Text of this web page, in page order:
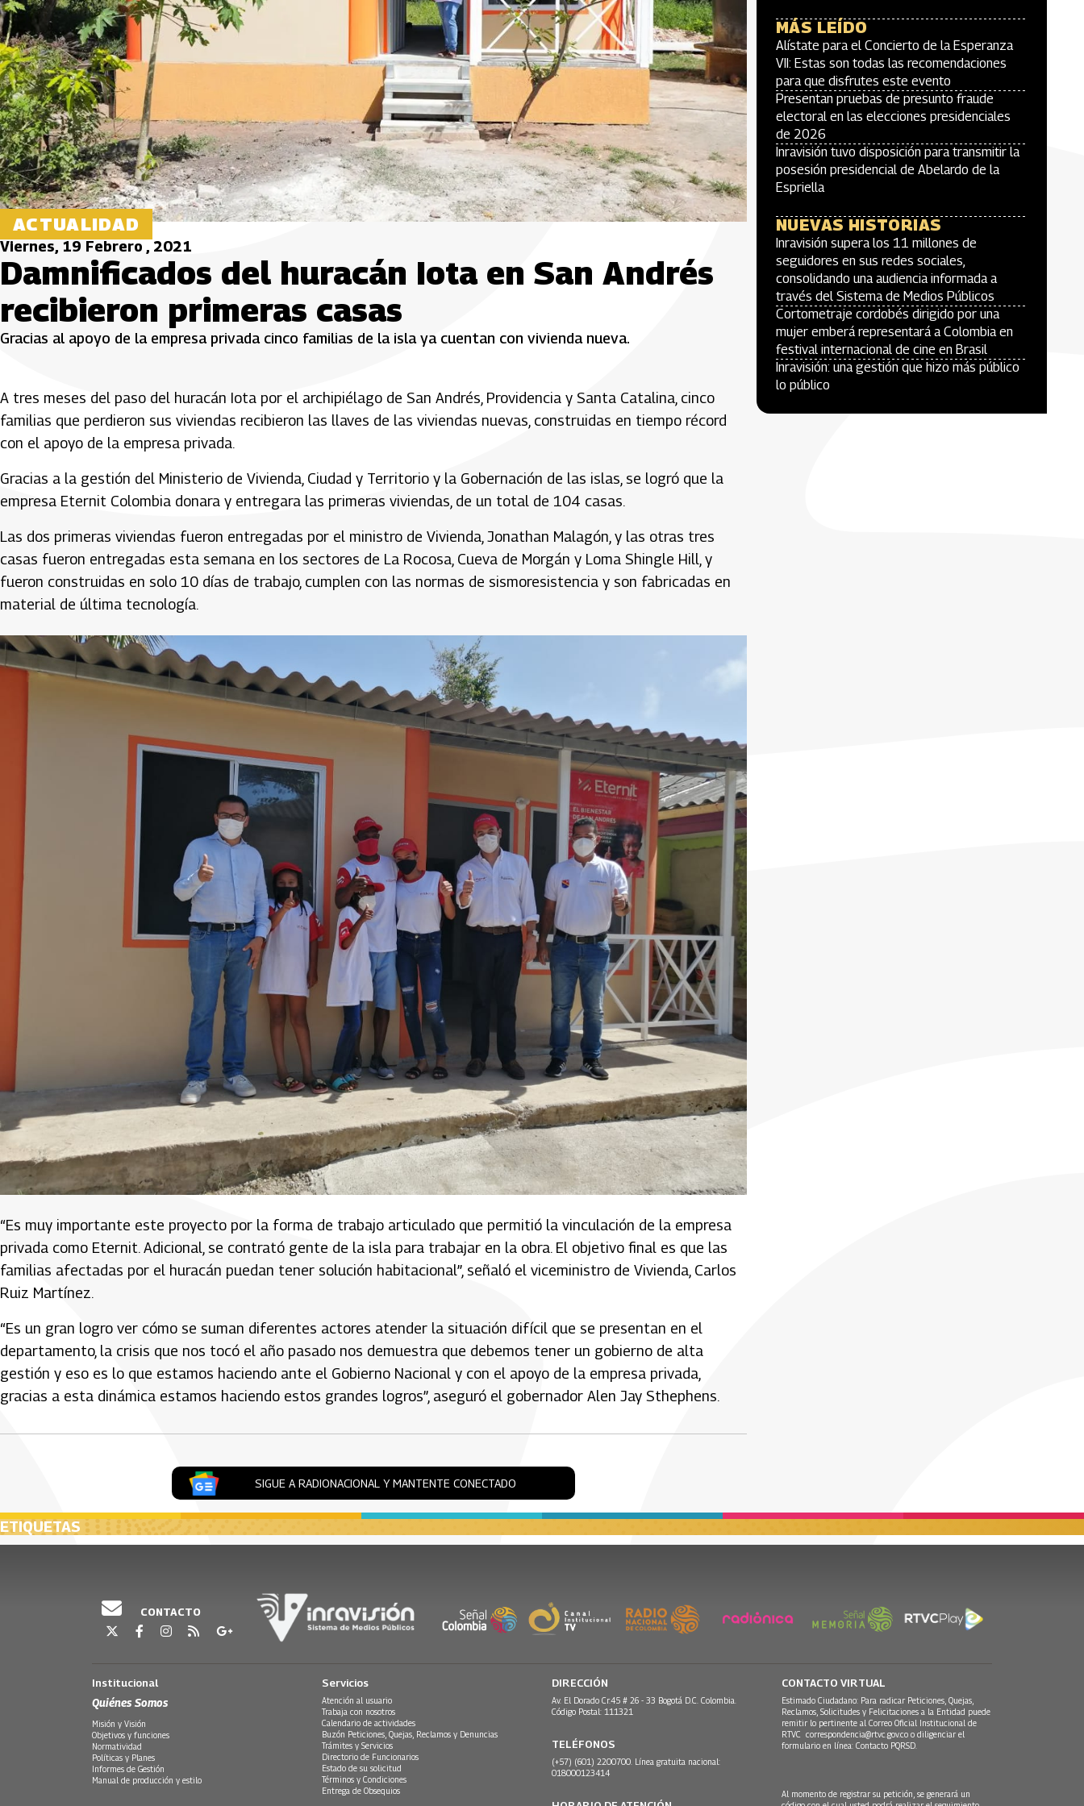
ACTUALIDAD
Viernes, 19 Febrero , 2021
Damnificados del huracán Iota en San Andrés
recibieron primeras casas
Gracias al apoyo de la empresa privada cinco familias de la isla ya cuentan con vivienda nueva.
A tres meses del paso del huracán Iota por el archipiélago de San Andrés, Providencia y Santa Catalina, cinco
familias que perdieron sus viviendas recibieron las llaves de las viviendas nuevas, construidas en tiempo récord
con el apoyo de la empresa privada.
Gracias a la gestión del Ministerio de Vivienda, Ciudad y Territorio y la Gobernación de las islas, se logró que la
empresa Eternit Colombia donara y entregara las primeras viviendas, de un total de 104 casas.
Las dos primeras viviendas fueron entregadas por el ministro de Vivienda, Jonathan Malagón, y las otras tres
casas fueron entregadas esta semana en los sectores de La Rocosa, Cueva de Morgán y Loma Shingle Hill, y
fueron construidas en solo 10 días de trabajo, cumplen con las normas de sismoresistencia y son fabricadas en
material de última tecnología.
“Es muy importante este proyecto por la forma de trabajo articulado que permitió la vinculación de la empresa
privada como Eternit. Adicional, se contrató gente de la isla para trabajar en la obra. El objetivo final es que las
familias afectadas por el huracán puedan tener solución habitacional”, señaló el viceministro de Vivienda, Carlos
Ruiz Martínez.
“Es un gran logro ver cómo se suman diferentes actores atender la situación difícil que se presentan en el
departamento, la crisis que nos tocó el año pasado nos demuestra que debemos tener un gobierno de alta
gestión y eso es lo que estamos haciendo ante el Gobierno Nacional y con el apoyo de la empresa privada,
gracias a esta dinámica estamos haciendo estos grandes logros”, aseguró el gobernador Alen Jay Sthephens.
SIGUE A RADIONACIONAL Y MANTENTE CONECTADO
MÁS LEÍDO
Alístate para el Concierto de la Esperanza
VII: Estas son todas las recomendaciones
para que disfrutes este evento
Presentan pruebas de presunto fraude
electoral en las elecciones presidenciales
de 2026
Inravisión tuvo disposición para transmitir la
posesión presidencial de Abelardo de la
Espriella
NUEVAS HISTORIAS
Inravisión supera los 11 millones de
seguidores en sus redes sociales,
consolidando una audiencia informada a
través del Sistema de Medios Públicos
Cortometraje cordobés dirigido por una
mujer emberá representará a Colombia en
festival internacional de cine en Brasil
Inravisión: una gestión que hizo más público
lo público
ETIQUETAS
CONTACTO
Institucional
Quiénes Somos
Misión y Visión
Objetivos y funciones
Normatividad
Políticas y Planes
Informes de Gestión
Manual de producción y estilo
Servicios
Atención al usuario
Trabaja con nosotros
Calendario de actividades
Buzón Peticiones, Quejas, Reclamos y Denuncias
Trámites y Servicios
Directorio de Funcionarios
Estado de su solicitud
Términos y Condiciones
Entrega de Obsequios
DIRECCIÓN
Av. El Dorado Cr.45 # 26 - 33 Bogotá D.C. Colombia.
Código Postal: 111321
TELÉFONOS
(+57) (601) 2200700. Línea gratuita nacional:
018000123414
CONTACTO VIRTUAL
Estimado Ciudadano: Para radicar Peticiones, Quejas,
Reclamos, Solicitudes y Felicitaciones a la Entidad puede
remitir lo pertinente al Correo Oficial Institucional de
RTVC correspondencia@rtvc.gov.co o diligenciar el
formulario en línea: Contacto PQRSD.
Al momento de registrar su petición, se generará un